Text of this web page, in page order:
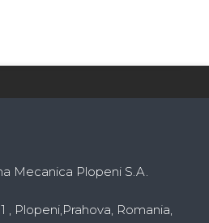
Mecanica Plopeni S.A.
, Plopeni,Prahova, Romania,